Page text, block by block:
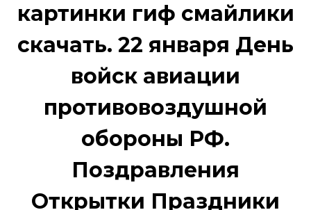
картинки гиф смайлики
скачать. 22 января День
войск авиации
противовоздушной
обороны РФ.
Поздравления
Открытки Праздники